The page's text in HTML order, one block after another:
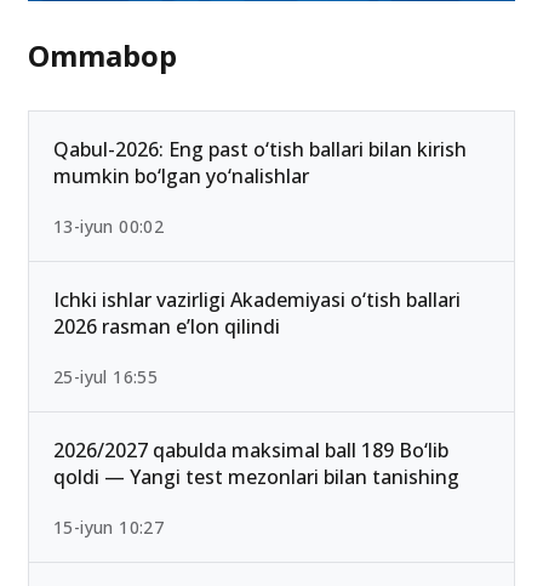
Ommabop
Qabul-2026: Eng past o‘tish ballari bilan kirish
mumkin bo‘lgan yo‘nalishlar
13-iyun 00:02
Ichki ishlar vazirligi Akademiyasi o‘tish ballari
2026 rasman e’lon qilindi
25-iyul 16:55
2026/2027 qabulda maksimal ball 189 Bo‘lib
qoldi — Yangi test mezonlari bilan tanishing
15-iyun 10:27